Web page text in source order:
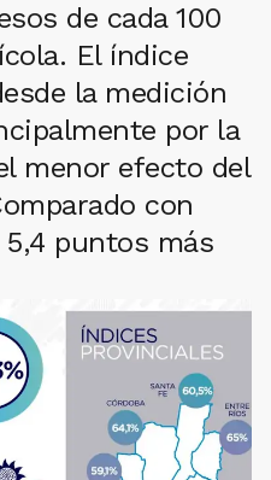
de cada 100
El índice
la medición
por la
menor efecto del
con
puntos más